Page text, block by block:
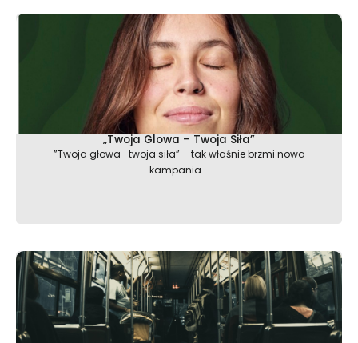
„Twoja Glowa – Twoja Siła”
”Twoja głowa- twoja siła” – tak właśnie brzmi nowa
kampania...